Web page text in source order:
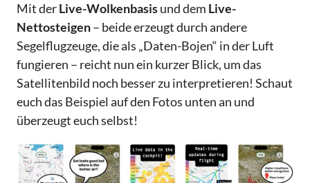
Mit derLive-Wolkenbasisund dem Live-
Nettosteigen– beide erzeugt durch andere
Segelflugzeuge, die als „Daten-Bojen“ in der Luft
fungieren – reicht nun ein kurzer Blick, um das
Satellitenbild noch besser zu interpretieren! Schaut
euch das Beispiel auf den Fotos unten an und
überzeugt euch selbst!